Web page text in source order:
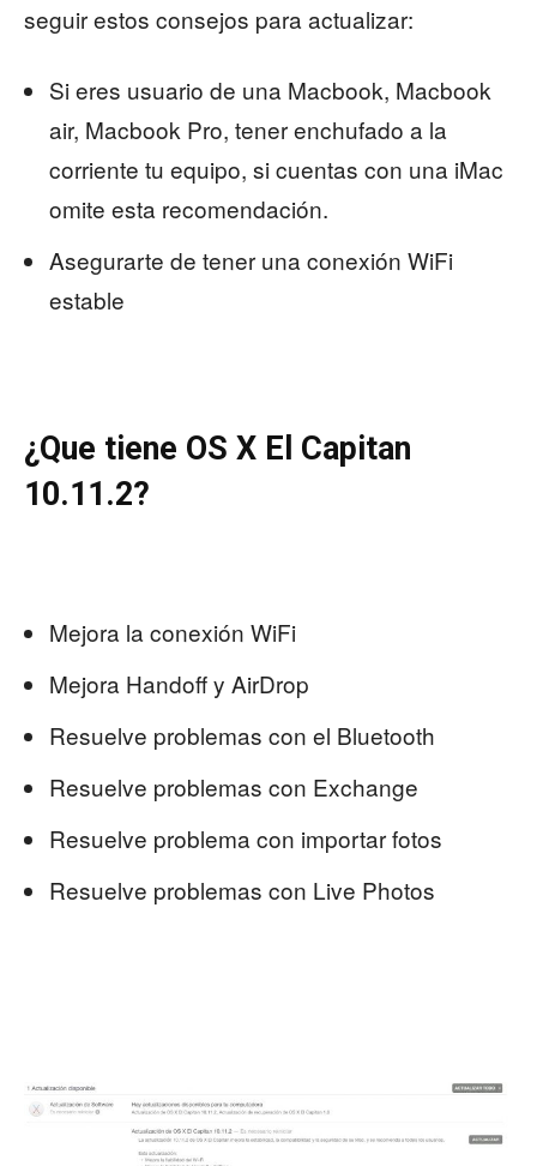
seguir estos consejos para actualizar:
Si eres usuario de una Macbook, Macbook
air, Macbook Pro, tener enchufado a la
corriente tu equipo, si cuentas con una iMac
omite esta recomendación.
Asegurarte de tener una conexión WiFi
estable
¿Que tiene OS X El Capitan
10.11.2?
Mejora la conexión WiFi
Mejora Handoff y AirDrop
Resuelve problemas con el Bluetooth
Resuelve problemas con Exchange
Resuelve problema con importar fotos
Resuelve problemas con Live Photos